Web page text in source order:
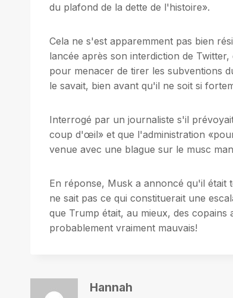
du plafond de la dette de l'histoire».
Cela ne s'est apparemment pas bien
lancée après son interdiction de
pour menacer de tirer les subventions
le savait, bien avant qu'il ne soit si
Interrogé par un journaliste s'il
coup d'œil» et que l'administration
venue avec une blague sur le musc
En réponse, Musk a annoncé qu'il était
ne sait pas ce qui constituerait une
que Trump était, au mieux, des
probablement vraiment mauvais!
Hannah